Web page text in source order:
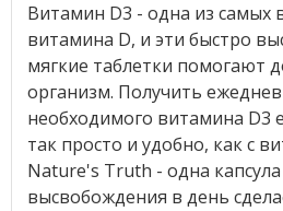
Витамин D3 - одна из самых
витамина D, и эти быстро
мягкие таблетки помогают
организм. Получить
необходимого витамина D3
так просто и удобно, как с
Nature's Truth - одна
высвобождения в день